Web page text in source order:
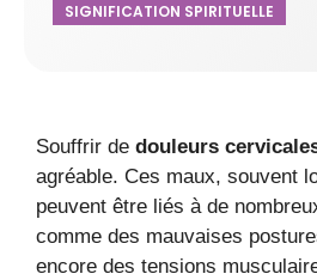
SIGNIFICATION SPIRITUELLE
Souffrir de douleurs
agréable. Ces maux, souvent
peuvent être liés à de
comme des mauvaises
encore des tensions